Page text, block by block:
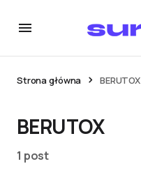
Strona główna BERUTOX
BERUTOX
1 post